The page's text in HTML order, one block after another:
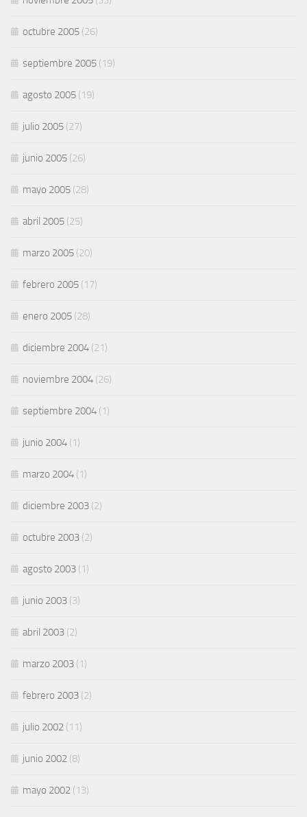
octubre 2005 (26)
septiembre 2005 (19)
agosto 2005 (19)
julio 2005 (27)
junio 2005 (26)
mayo 2005 (28)
abril 2005 (25)
marzo 2005 (20)
febrero 2005 (17)
enero 2005 (28)
diciembre 2004 (21)
noviembre 2004 (26)
septiembre 2004 (1)
junio 2004 (1)
marzo 2004 (1)
diciembre 2003 (2)
octubre 2003 (2)
agosto 2003 (1)
junio 2003 (3)
abril 2003 (2)
marzo 2003 (1)
febrero 2003 (2)
julio 2002 (11)
junio 2002 (8)
mayo 2002 (13)